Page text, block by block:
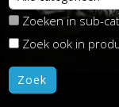
Zoeken in sub-
Zoek ook in